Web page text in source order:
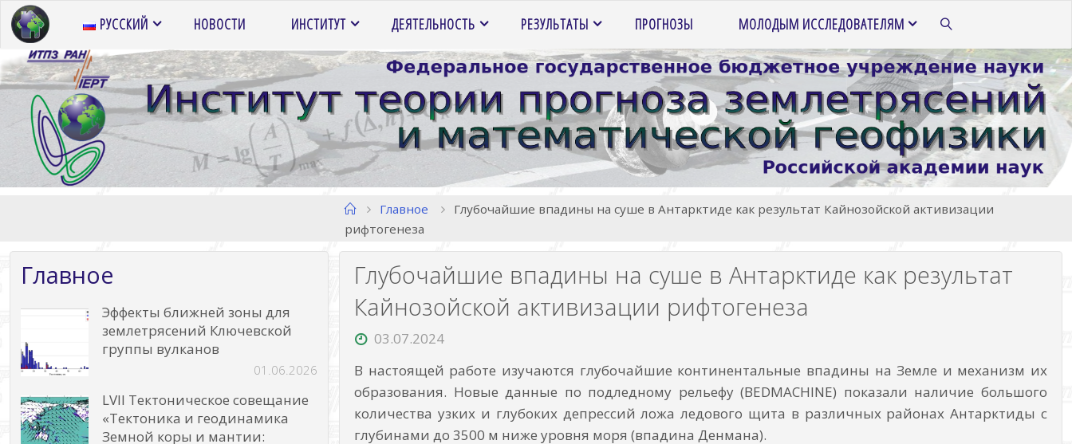
Перейти
содержимому
РУССКИЙ НОВОСТИ ИНСТИТУТ ДЕЯТЕЛЬНОСТЬ РЕЗУЛЬТАТЫ ПРОГНОЗЫ МОЛОДЫМ ИССЛЕДОВАТЕЛЯМ
ПОИСК
ГлавнаяГлавное
Глубочайшие впадины на суше в Антарктиде как результат Кайнозойской активизации
рифтогенеза
Глубочайшие впадины на суше в Антарктиде как результат
Кайнозойской активизации рифтогенеза
03.07.2024
В настоящей работе изучаются глубочайшие континентальные впадины на Земле и механизм их
образования. Новые данные по подледному рельефу (BEDMACHINE) показали наличие большого
количества узких и глубоких депрессий ложа ледового щита в различных районах Антарктиды с
глубинами до 3500 м ниже уровня моря (впадина Денмана).
Главное
Эффекты ближней зоны для
землетрясений Ключевской
группы вулканов
01.06.2026
LVII Тектоническое совещание
«Тектоника и геодинамика
Земной коры и мантии: